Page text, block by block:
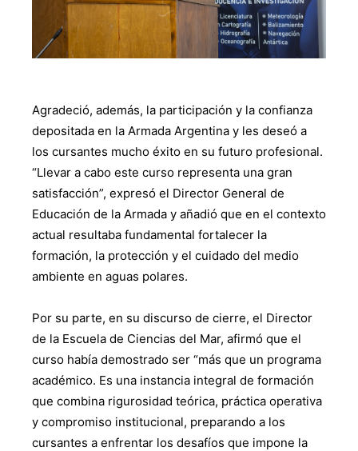
Agradeció, además, la participación y la confianza
depositada en la Armada Argentina y les deseó a
los cursantes mucho éxito en su futuro profesional.
“Llevar a cabo este curso representa una gran
satisfacción”, expresó el Director General de
Educación de la Armada y añadió que en el contexto
actual resultaba fundamental fortalecer la
formación, la protección y el cuidado del medio
ambiente en aguas polares.
Por su parte, en su discurso de cierre, el Director
de la Escuela de Ciencias del Mar, afirmó que el
curso había demostrado ser “más que un programa
académico. Es una instancia integral de formación
que combina rigurosidad teórica, práctica operativa
y compromiso institucional, preparando a los
cursantes a enfrentar los desafíos que impone la